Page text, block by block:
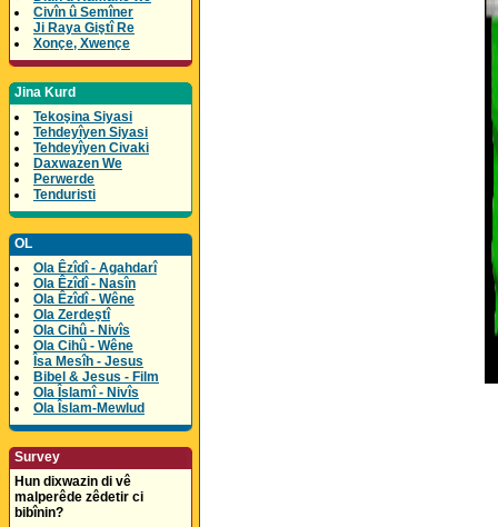
Civîn û Semîner
Ji Raya Giştî Re
Xonçe, Xwençe
Jina Kurd
Tekoşina Siyasi
Tehdeyîyen Siyasi
Tehdeyîyen Civaki
Daxwazen We
Perwerde
Tenduristi
OL
Ola Êzîdî - Agahdarî
Ola Êzîdî - Nasîn
Ola Êzîdî - Wêne
Ola Zerdeştî
Ola Cihû - Nivîs
Ola Cihû - Wêne
Îsa Mesîh - Jesus
Bibel & Jesus - Film
Ola Îslamî - Nivîs
Ola Îslam-Mewlud
Survey
Hun dixwazin di vê
malperêde zêdetir ci
bibînin?